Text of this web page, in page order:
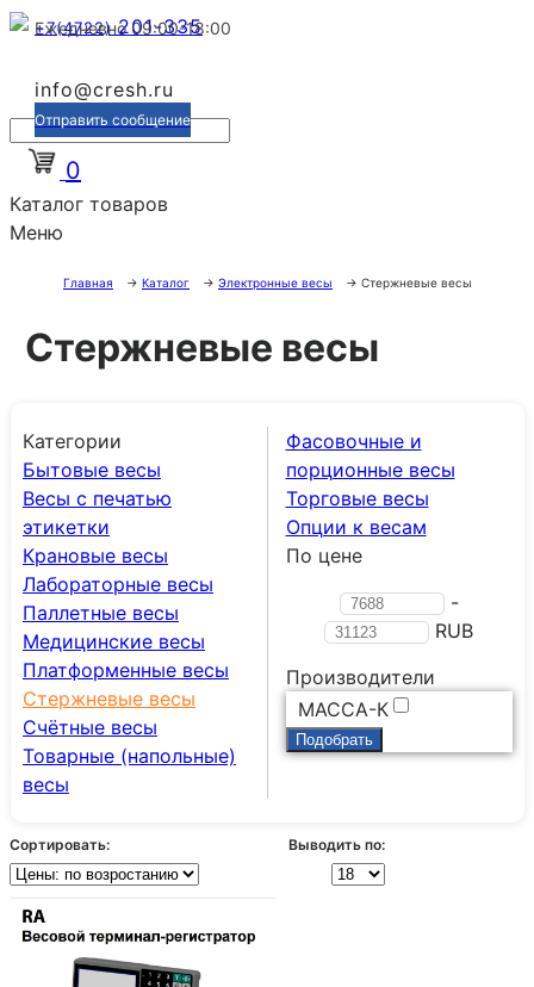
+7(4722)201-335
Ежедневно 09:00-18:00
info@cresh.ru
Отправить сообщение
0
Каталог товаров
Меню
Главная → Каталог → Электронные весы → Стержневые весы
Стержневые весы
Категории
Бытовые весы
Весы с печатью
этикетки
Крановые весы
Лабораторные весы
Паллетные весы
Медицинские весы
Платформенные весы
Стержневые весы
Счётные весы
Товарные (напольные)
весы
Фасовочные и
порционные весы
Торговые весы
Опции к весам
По цене
-
RUB
Производители
МАССА-К
Сортировать: Выводить по: